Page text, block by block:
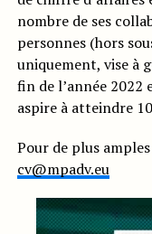
nombre de ses
personnes (hors
uniquement, vise à
fin de l’année 2022
aspire à atteindre
Pour de plus
cv@mpadv.eu